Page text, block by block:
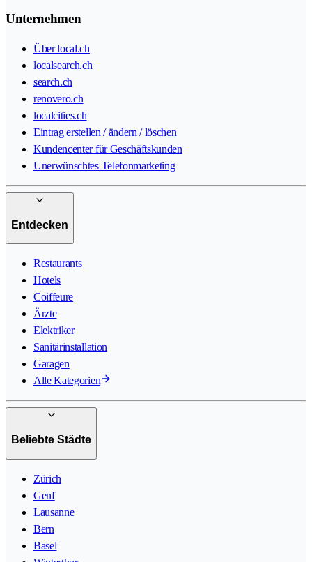
Unternehmen
Über local.ch
localsearch.ch
search.ch
renovero.ch
localcities.ch
Eintrag erstellen / ändern / löschen
Kundencenter für Geschäftskunden
Unerwünschtes Telefonmarketing
Entdecken
Restaurants
Hotels
Coiffeure
Ärzte
Elektriker
Sanitärinstallation
Garagen
Alle Kategorien
Beliebte Städte
Zürich
Genf
Lausanne
Bern
Basel